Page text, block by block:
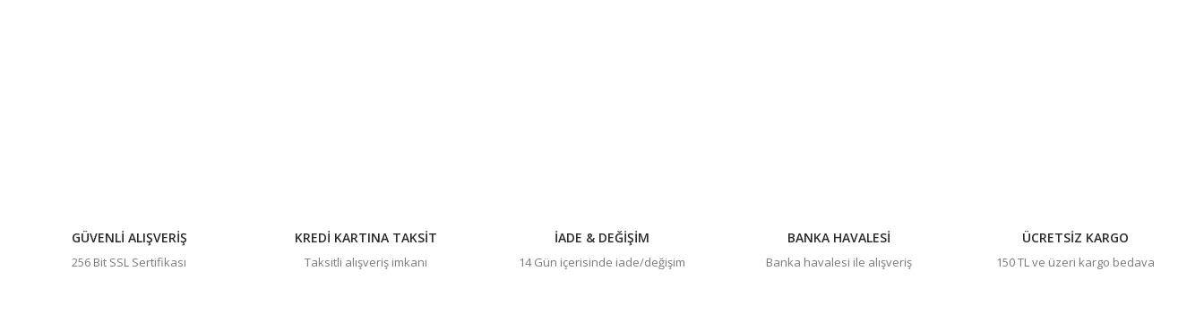
GÜVENLİ ALIŞVERİŞ
256 Bit SSL Sertifikası
KREDİ KARTINA TAKSİT
Taksitli alışveriş imkanı
İADE & DEĞİŞİM
14 Gün içerisinde iade/değişim
BANKA HAVALESİ
Banka havalesi ile alışveriş
ÜCRETSİZ KARGO
150 TL ve üzeri kargo bedava